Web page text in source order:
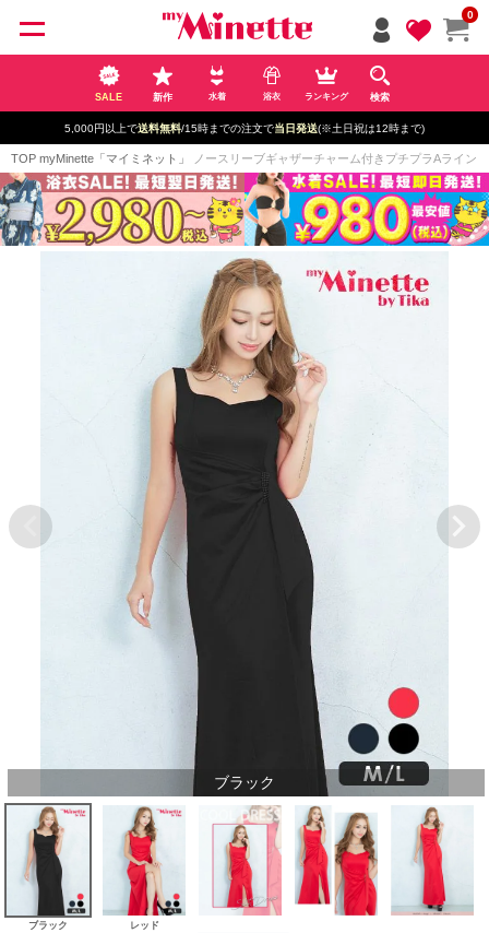
0
SALE 新作 水着 浴衣 ランキング 検索
5,000円以上で送料無料/15時までの注文で当日発送(※土日祝は12時まで)
TOP myMinette「マイミネット」 ノースリーブギャザーチャーム付きプチプラAライン
ブラック
ブラック レッド
ペー
ジト
ップ